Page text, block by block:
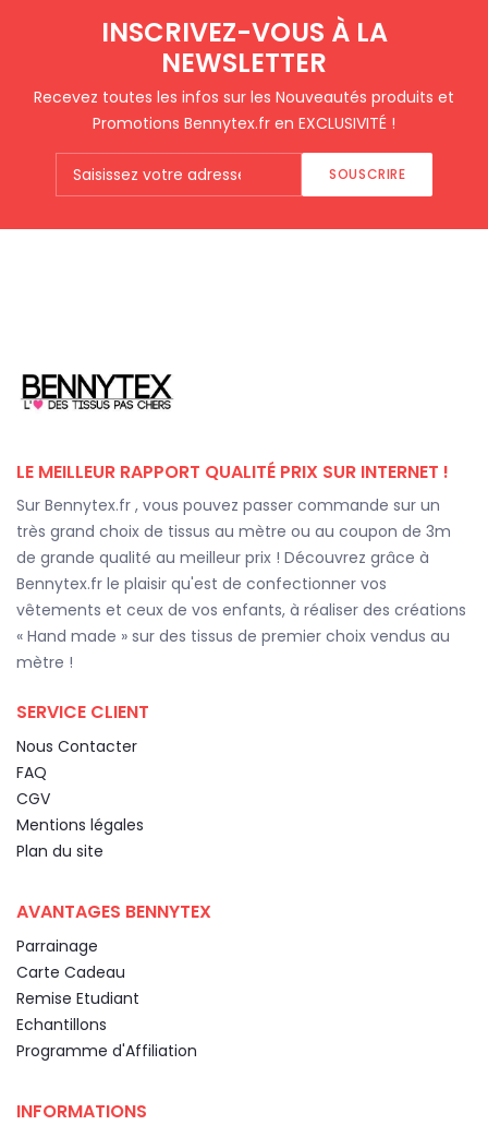
AJOUTER AU PANIER
INSCRIVEZ-VOUS À LA
NEWSLETTER
Recevez toutes les infos sur les Nouveautés produits et
Promotions Bennytex.fr en EXCLUSIVITÉ !
SOUSCRIRE
LE MEILLEUR RAPPORT QUALITÉ PRIX SUR INTERNET !
Sur Bennytex.fr , vous pouvez passer commande sur un
très grand choix de tissus au mètre ou au coupon de 3m
de grande qualité au meilleur prix ! Découvrez grâce à
Bennytex.fr le plaisir qu'est de confectionner vos
vêtements et ceux de vos enfants, à réaliser des créations
« Hand made » sur des tissus de premier choix vendus au
mètre !
SERVICE CLIENT
Nous Contacter
FAQ
CGV
Mentions légales
Plan du site
AVANTAGES BENNYTEX
Parrainage
Carte Cadeau
Remise Etudiant
Echantillons
Programme d'Affiliation
INFORMATIONS